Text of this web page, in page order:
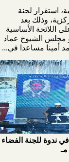
استقرار لجنة
وذلك بعد
اللائحة الأساسية
مجلس الشيوخ عماد
أمينا مساعدا في...
ندوة للجنة الفضاء